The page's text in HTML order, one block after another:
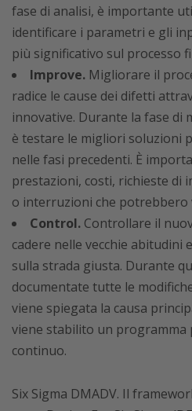
fase di analisi, è importante
identificare i parametri e gli
più significativo sul processo
Improve. Migliorare il
radice le cause dei difetti
innovative. Durante la fase di
è testare le migliori soluzioni
nelle fasi precedenti. È
prestazioni, costi, richieste di
o interruzioni che potrebbero
Control. Controllare il
cadere nelle vecchie abitudini
sulla strada giusta. Durante
documentate tutte le
viene spiegata la causa
viene stabilito un
continuo.
Six Sigma DMADV. Il